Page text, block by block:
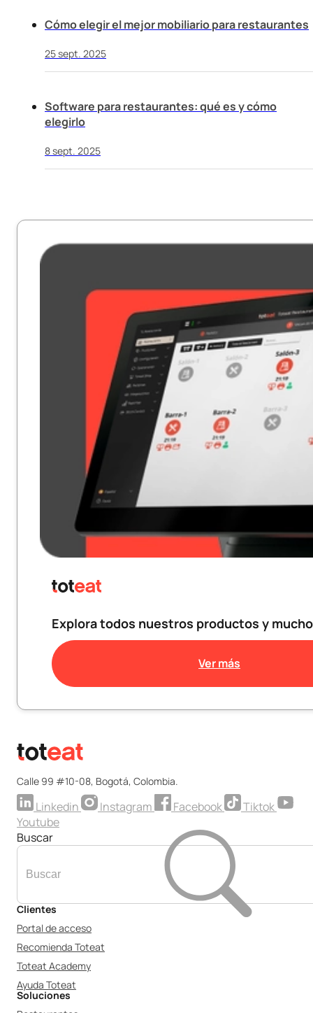
Cómo elegir el mejor mobiliario para restaurantes
25 sept. 2025
Software para restaurantes: qué es y cómo
elegirlo
8 sept. 2025
Explora todos nuestros productos y
Ver más
Calle 99 #10-08, Bogotá, Colombia.
Linkedin Instagram Facebook
Tiktok
Youtube
Buscar
Clientes
Portal de acceso
Recomienda Toteat
Toteat Academy
Ayuda Toteat
Soluciones